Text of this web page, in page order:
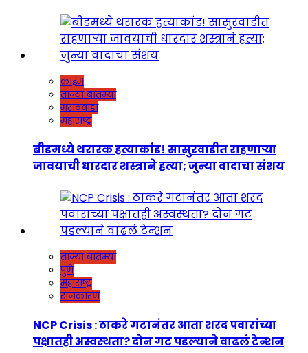
क्राईम
ताज्या बातम्या
मराठवाडा
महाराष्ट्र
बीडमध्ये थरारक हत्याकांड! सासुरवाडीत राहणाऱ्या
जावयाची धारदार शस्त्राने हत्या; जुन्या वादाचा संशय
ताज्या बातम्या
पुणे
महाराष्ट्र
राजकारण
NCP Crisis : ठाकरे गटानंतर आता शरद पवारांच्या
पक्षातही अस्वस्थता? दोन गट पडल्याने वाढलं टेन्शन